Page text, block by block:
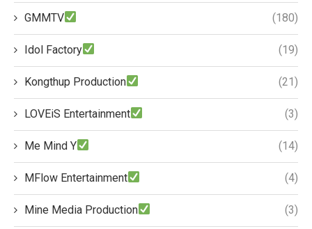
GMMTV (180)
Idol Factory (19)
Kongthup Production (21)
LOVEiS Entertainment (3)
Me Mind Y (14)
MFlow Entertainment (4)
Mine Media Production (3)